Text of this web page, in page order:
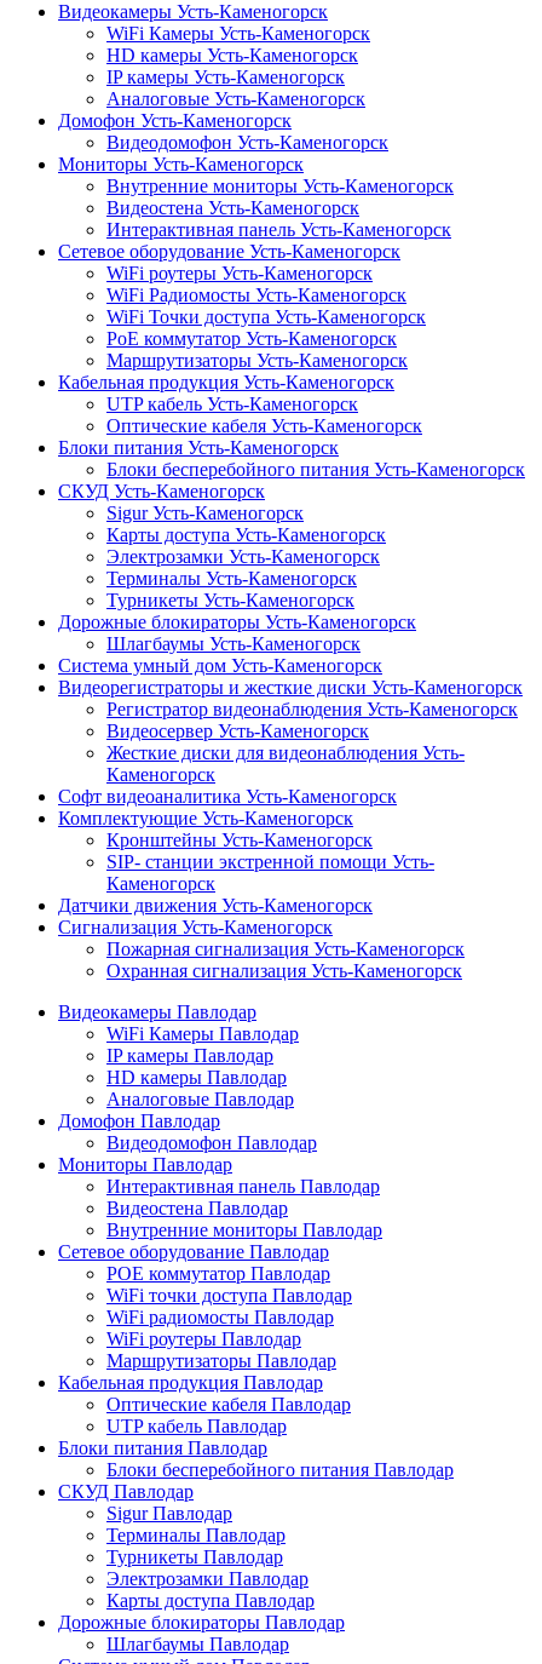
Видеокамеры Усть-Каменогорск
WiFi Камеры Усть-Каменогорск
HD камеры Усть-Каменогорск
IP камеры Усть-Каменогорск
Аналоговые Усть-Каменогорск
Домофон Усть-Каменогорск
Видеодомофон Усть-Каменогорск
Мониторы Усть-Каменогорск
Внутренние мониторы Усть-Каменогорск
Видеостена Усть-Каменогорск
Интерактивная панель Усть-Каменогорск
Сетевое оборудование Усть-Каменогорск
WiFi роутеры Усть-Каменогорск
WiFi Радиомосты Усть-Каменогорск
WiFi Точки доступа Усть-Каменогорск
PoE коммутатор Усть-Каменогорск
Маршрутизаторы Усть-Каменогорск
Кабельная продукция Усть-Каменогорск
UTP кабель Усть-Каменогорск
Оптические кабеля Усть-Каменогорск
Блоки питания Усть-Каменогорск
Блоки бесперебойного питания Усть-Каменогорск
СКУД Усть-Каменогорск
Sigur Усть-Каменогорск
Карты доступа Усть-Каменогорск
Электрозамки Усть-Каменогорск
Терминалы Усть-Каменогорск
Турникеты Усть-Каменогорск
Дорожные блокираторы Усть-Каменогорск
Шлагбаумы Усть-Каменогорск
Система умный дом Усть-Каменогорск
Видеорегистраторы и жесткие диски Усть-Каменогорск
Регистратор видеонаблюдения Усть-Каменогорск
Видеосервер Усть-Каменогорск
Жесткие диски для видеонаблюдения Усть-
Каменогорск
Софт видеоаналитика Усть-Каменогорск
Комплектующие Усть-Каменогорск
Кронштейны Усть-Каменогорск
SIP- станции экстренной помощи Усть-
Каменогорск
Датчики движения Усть-Каменогорск
Сигнализация Усть-Каменогорск
Пожарная сигнализация Усть-Каменогорск
Охранная сигнализация Усть-Каменогорск
Видеокамеры Павлодар
WiFi Камеры Павлодар
IP камеры Павлодар
HD камеры Павлодар
Аналоговые Павлодар
Домофон Павлодар
Видеодомофон Павлодар
Мониторы Павлодар
Интерактивная панель Павлодар
Видеостена Павлодар
Внутренние мониторы Павлодар
Сетевое оборудование Павлодар
POE коммутатор Павлодар
WiFi точки доступа Павлодар
WiFi радиомосты Павлодар
WiFi роутеры Павлодар
Маршрутизаторы Павлодар
Кабельная продукция Павлодар
Оптические кабеля Павлодар
UTP кабель Павлодар
Блоки питания Павлодар
Блоки бесперебойного питания Павлодар
СКУД Павлодар
Sigur Павлодар
Терминалы Павлодар
Турникеты Павлодар
Электрозамки Павлодар
Карты доступа Павлодар
Дорожные блокираторы Павлодар
Шлагбаумы Павлодар